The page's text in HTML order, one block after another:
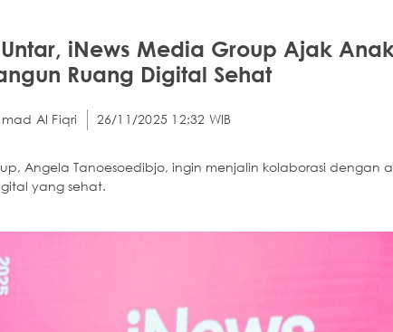
iNews Media Group Ajak
Ruang Digital Sehat
Al Fiqri 26/11/2025 12:32 WIB
Angela Tanoesoedibjo, ingin menjalin kolaborasi dengan
yang sehat.